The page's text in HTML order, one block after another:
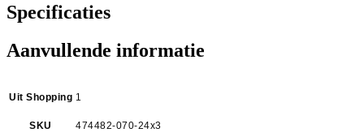
Specificaties
Aanvullende informatie
Uit Shopping 1
SKU 474482-070-24x3